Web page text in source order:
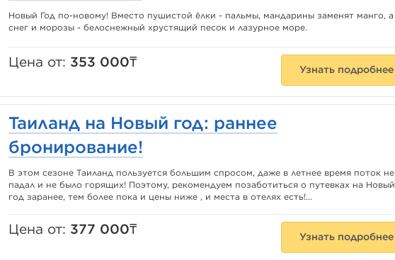
Новый Год по-новому! Вместо пушистой ёлки - пальмы, мандарины заменят манго, а
снег и морозы - белоснежный хрустящий песок и лазурное море.
Цена от: 353 000₸
Узнать подробнее
Таиланд на Новый год: раннее
бронирование!
В этом сезоне Таиланд пользуется большим спросом, даже в летнее время поток не
падал и не было горящих! Поэтому, рекомендуем позаботиться о путевках на Новый
год заранее, тем более пока и цены ниже , и места в отелях есть!...
Цена от: 377 000₸
Узнать подробнее